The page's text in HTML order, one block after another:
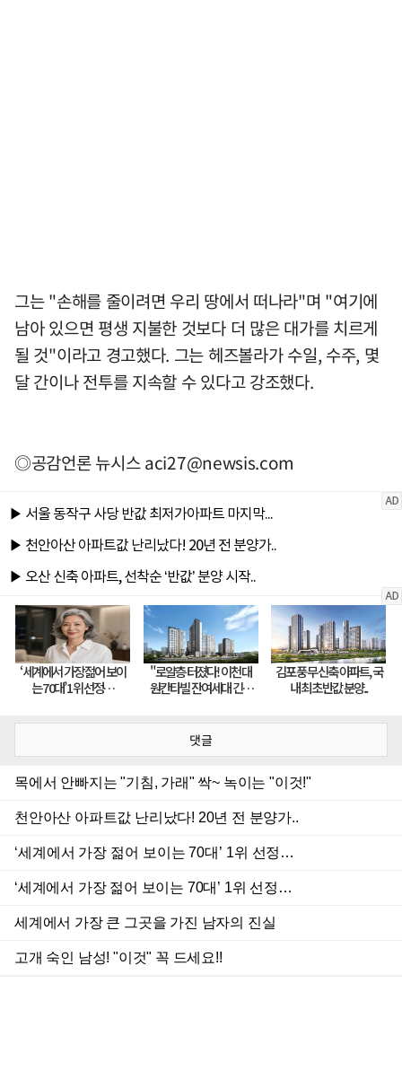
그는 "손해를 줄이려면 우리 땅에서 떠나라"며 "여기에
남아 있으면 평생 지불한 것보다 더 많은 대가를 치르게
될 것"이라고 경고했다. 그는 헤즈볼라가 수일, 수주, 몇
달 간이나 전투를 지속할 수 있다고 강조했다.
◎공감언론 뉴시스aci27@newsis.com
댓글